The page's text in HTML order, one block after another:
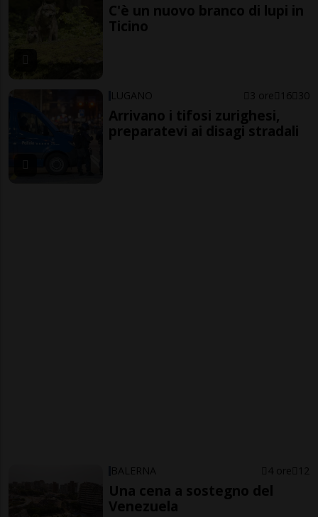
C'è un nuovo branco di lupi in
Ticino
LUGANO 3 ore 16 30
Arrivano i tifosi zurighesi,
preparatevi ai disagi stradali
BALERNA 4 ore 12
Una cena a sostegno del
Venezuela